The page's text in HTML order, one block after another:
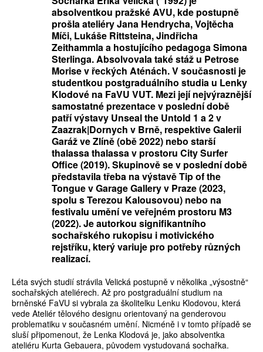
absolventkou pražské AVU, kde postupně
prošla ateliéry Jana Hendrycha, Vojtěcha
Míči, Lukáše Rittsteina, Jindřicha
Zeithammla a hostujícího pedagoga Simona
Sterlinga. Absolvovala také stáž u Petrose
Morise v řeckých Aténách. V současnosti je
studentkou postgraduálního studia u Lenky
Klodové na FaVU VUT. Mezi její nejvýraznější
samostatné prezentace v poslední době
patří výstavy Unseal the Untold 1 a 2 v
Zaazrak|Dornych v Brně, respektive Galerii
Garáž ve Zlíně (obě 2022) nebo starší
thalassa thalassa v prostoru City Surfer
Office (2019). Skupinově se v poslední době
představila třeba na výstavě Tip of the
Tongue v Garage Gallery v Praze (2023,
spolu s Terezou Kalousovou) nebo na
festivalu umění ve veřejném prostoru M3
(2022). Je autorkou signifikantního
sochařského rukopisu i motivického
rejstříku, který variuje pro potřeby různých
realizací.
Léta svých studií strávila Velická postupně v několika „výsostně“
sochařských ateliérech. Až pro postgraduální studium na
brněnské FaVU si vybrala za školitelku Lenku Klodovou, která
vede Ateliér tělového designu orientovaný na genderovou
problematiku v současném umění. Nicméně i v tomto případě se
sluší připomenout, že Lenka Klodová je, jako absolventka
ateliéru Kurta Gebauera, původem vystudovaná sochařka.